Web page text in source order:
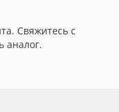
Свяжитесь с
аналог.